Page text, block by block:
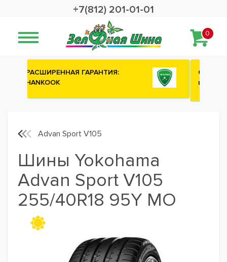
+7(812) 201-01-01
0
Сashback 2500 рублей на зимние
шины ATTAR
Advan Sport V105
Шины Yokohama
Advan Sport V105
255/40R18 95Y MO